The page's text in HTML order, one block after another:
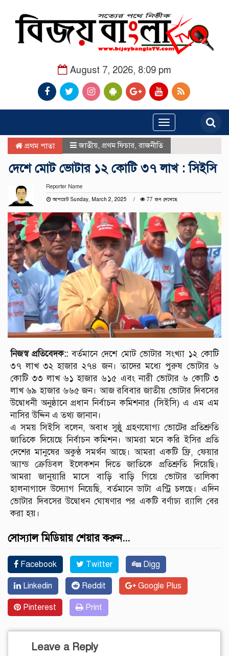
August 7, 2026, 8:09 pm
Toggle
navigation
প্রথম পাতা জাতীয় প্রথম ফিচার রাজনীতি
দেশে মোট ভোটার ১২ কোটি ৩৭ লাখ : সিইসি
Reporter Name
আপডেট Sunday, March 2, 2025
77 জন দেখেছে
নিজস্ব প্রতিবেদক:: বর্তমানে দেশে মোট ভোটার সংখ্যা ১২ কোটি
৩৭ লাখ ৩২ হাজার ২৭৪ জন। তাদের মধ্যে পুরুষ ভোটার ৬
কোটি ৩৩ লাখ ৬১ হাজার ৬১৫ এবং নারী ভোটার ৬ কোটি ৩
লাখ ৬৯ হাজার ৬৬৫ জন। আজ রবিবার জাতীয় ভোটার দিবসের
উদ্বোধনী অনুষ্ঠানে প্রধান নির্বাচন কমিশনার (সিইসি) এ এম এম
নাসির উদ্দিন এ তথ্য জানান।
এ সময় সিইসি বলেন, ‌অবাধ সুষ্ঠু গ্রহণযোগ্য ভোটের প্রতিশ্রুতি
জাতিকে দিয়েছে নির্বাচন কমিশন। আমরা মনে করি ইসির প্রতি
দেশের মানুষের অকুণ্ঠ সমর্থন আছে। আমরা একটি ফ্রি, ফেয়ার
অ্যান্ড ক্রেডিবল ইলেকশন দিতে জাতিকে প্রতিশ্রুতি দিয়েছি।
আমরা জানুয়ারি মাসে বাড়ি বাড়ি গিয়ে ভোটার তালিকা
হালনাগাদে উদ্যোগ নিয়েছি, বর্তমানে ডাটা এন্ট্রি চলছে। এদিন
ভোটার দিবসের উদ্বোধন ঘোষণার পর একটি বর্ণাঢ্য র‌্যালি বের
করা হয়।
সোস্যাল মিডিয়ায় শেয়ার করুন...
Facebook Twitter Digg
Linkedin Reddit Google Plus
Pinterest Print
Leave a Reply